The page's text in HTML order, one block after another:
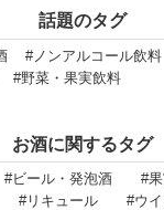
話題のタグ
#ノンアルコール飲料
#野菜・果実飲料
お酒に関するタグ
#ビール・発泡酒 #
#リキュール #ウ